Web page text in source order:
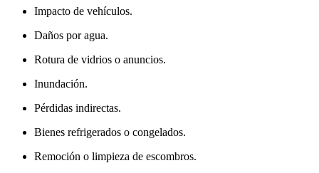
Impacto de vehículos.
Daños por agua.
Rotura de vidrios o anuncios.
Inundación.
Pérdidas indirectas.
Bienes refrigerados o congelados.
Remoción o limpieza de escombros.